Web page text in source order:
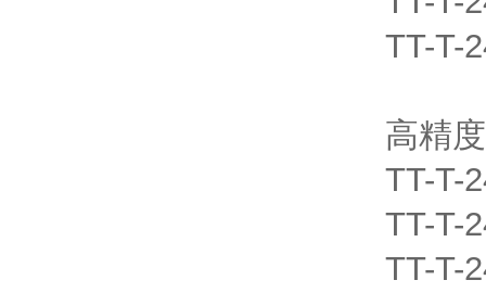
TT-T-
高精
TT-T-
TT-T-
TT-T-